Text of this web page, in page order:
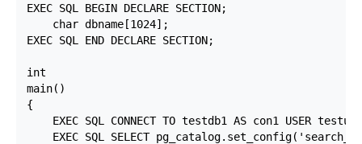
EXEC SQL BEGIN DECLARE SECTION;
    char dbname[1024];
EXEC SQL END DECLARE SECTION;
int
main()
{
EXEC SQL CONNECT TO testdb1 AS con1 USER
EXEC SQL SELECT